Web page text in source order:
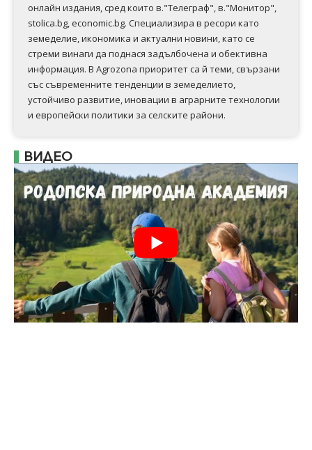
онлайн издания, сред които в."Телеграф", в."Монитор",
stolica.bg, economic.bg. Специализира в ресори като
земеделие, икономика и актуални новини, като се
стреми винаги да поднася задълбочена и обективна
информация. В Аgrozona приоритет са й теми, свързани
със съвременните тенденции в земеделието,
устойчиво развитие, иновации в аграрните технологии
и европейски политики за селските райони.
ВИДЕО